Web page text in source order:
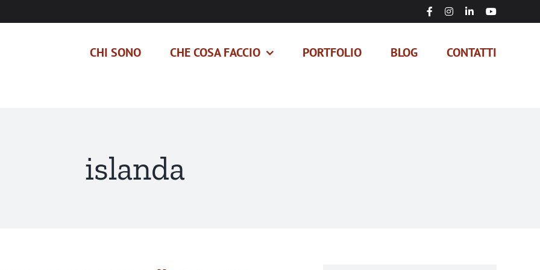
FacebookInstagram
LinkedInYouTube
CHI SONO CHE COSA FACCIO PORTFOLIO BLOG CONTATTI
islanda